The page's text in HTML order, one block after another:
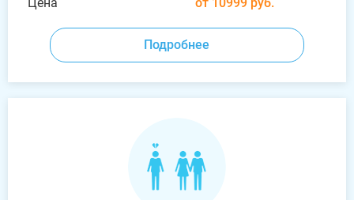
Цена
от 10999 руб.
Подробнее